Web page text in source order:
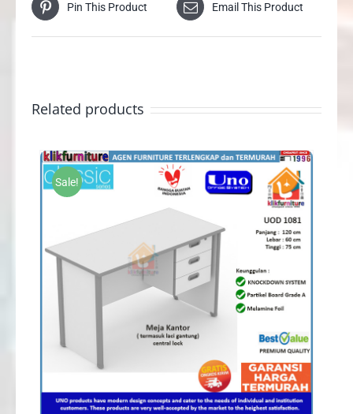
Pin This Product Email This Product
Related products
Sale!